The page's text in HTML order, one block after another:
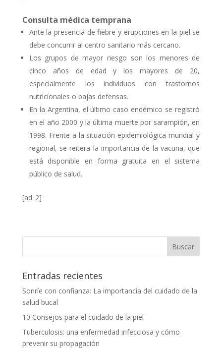
Consulta médica temprana
Ante la presencia de fiebre y erupciones en la piel se
debe concurrir al centro sanitario más cercano.
Los grupos de mayor riesgo son los menores de
cinco años de edad y los mayores de 20,
especialmente los individuos con trastornos
nutricionales o bajas defensas.
En la Argentina, el último caso endémico se registró
en el año 2000 y la última muerte por sarampión, en
1998. Frente a la situación epidemiológica mundial y
regional, se reitera la importancia de la vacuna, que
está disponible en forma gratuita en el sistema
público de salud.
[ad_2]
Entradas recientes
Sonríe con confianza: La importancia del cuidado de la
salud bucal
10 Consejos para el cuidado de la piel
Tuberculosis: una enfermedad infecciosa y cómo
prevenir su propagación